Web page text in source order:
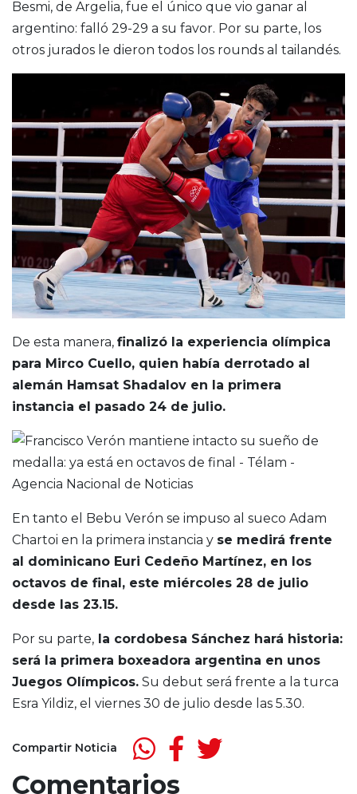
Besmi, de Argelia, fue el único que vio ganar al
argentino: falló 29-29 a su favor. Por su parte, los
otros jurados le dieron todos los rounds al tailandés.
De esta manera, finalizó la experiencia olímpica
para Mirco Cuello, quien había derrotado al
alemán Hamsat Shadalov en la primera
instancia el pasado 24 de julio.
En tanto el Bebu Verón se impuso al sueco Adam
Chartoi en la primera instancia y se medirá frente
al dominicano Euri Cedeño Martínez, en los
octavos de final, este miércoles 28 de julio
desde las 23.15.
Por su parte, la cordobesa Sánchez hará historia:
será la primera boxeadora argentina en unos
Juegos Olímpicos. Su debut será frente a la turca
Esra Yildiz, el viernes 30 de julio desde las 5.30.
Compartir Noticia
Comentarios